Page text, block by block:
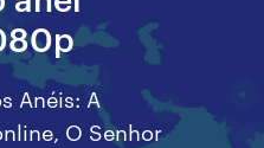
Anéis: A
O Senhor